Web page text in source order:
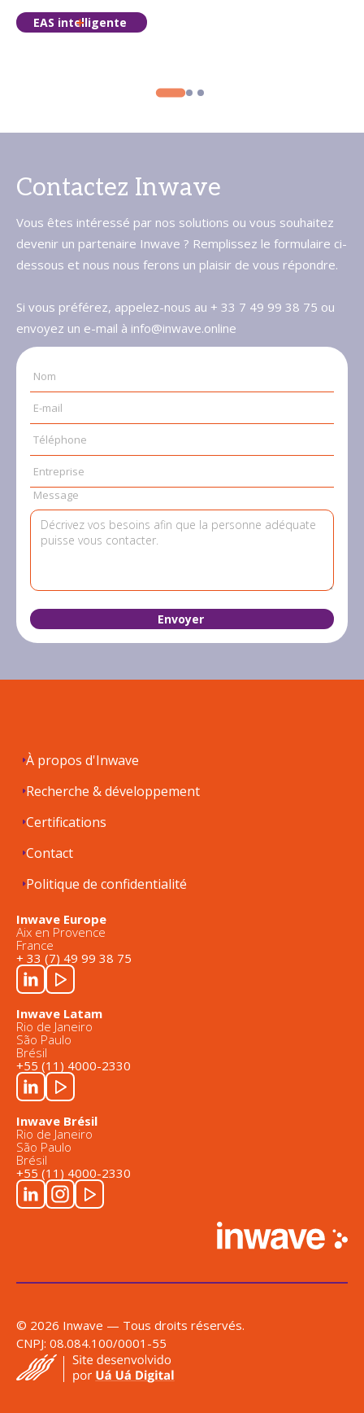
EAS intelligente
Contactez Inwave
Vous êtes intéressé par nos solutions ou vous souhaitez
devenir un partenaire Inwave ? Remplissez le formulaire ci-
dessous et nous nous ferons un plaisir de vous répondre.
Si vous préférez, appelez-nous au + 33 7 49 99 38 75 ou
envoyez un e-mail à info@inwave.online
Nom
E-mail
Téléphone
Entreprise
Message
À propos d'Inwave
Recherche & développement
Certifications
Contact
Politique de confidentialité
Inwave Europe
Aix en Provence
France
+ 33 (7) 49 99 38 75
Inwave Latam
Rio de Janeiro
São Paulo
Brésil
+55 (11) 4000-2330
Inwave Brésil
Rio de Janeiro
São Paulo
Brésil
+55 (11) 4000-2330
© 2026 Inwave — Tous droits réservés.
CNPJ: 08.084.100/0001-55